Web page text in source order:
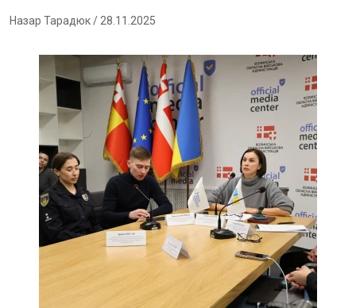
Назар Тарадюк/ 28.11.2025